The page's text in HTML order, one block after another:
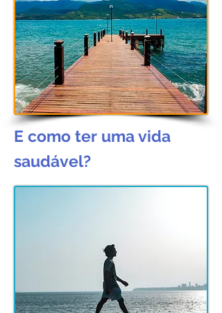
E como ter uma vida
saudável?